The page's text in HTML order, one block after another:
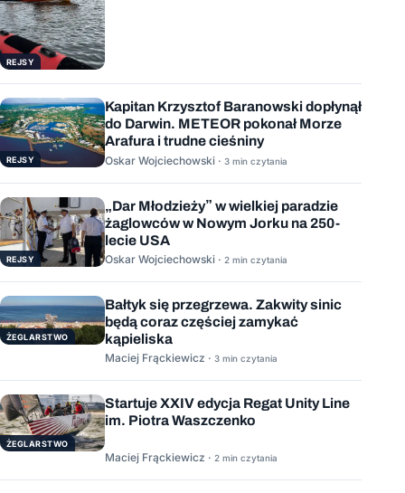
REJSY
REJSY
Kapitan Krzysztof Baranowski dopłynął
do Darwin. METEOR pokonał Morze
Arafura i trudne cieśniny
Oskar Wojciechowski · 3 min czytania
REJSY
„Dar Młodzieży” w wielkiej paradzie
żaglowców w Nowym Jorku na 250-
lecie USA
Oskar Wojciechowski · 2 min czytania
ŻEGLARSTWO
Bałtyk się przegrzewa. Zakwity sinic
będą coraz częściej zamykać
kąpieliska
Maciej Frąckiewicz · 3 min czytania
ŻEGLARSTWO
Startuje XXIV edycja Regat Unity Line
im. Piotra Waszczenko
Maciej Frąckiewicz · 2 min czytania